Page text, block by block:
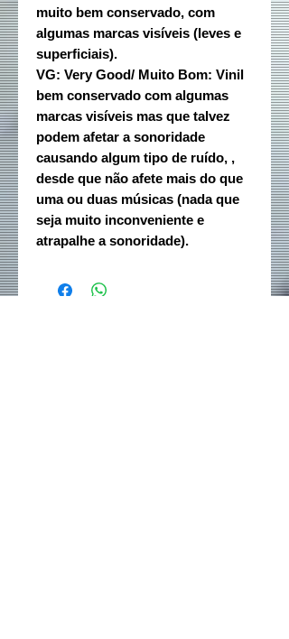
muito bem conservado, com
algumas marcas visíveis (leves e
superficiais).
VG: Very Good/ Muito Bom: Vinil
bem conservado com algumas
marcas visíveis mas que talvez
podem afetar a sonoridade
causando algum tipo de ruído, ,
desde que não afete mais do que
uma ou duas músicas (nada que
seja muito inconveniente e
atrapalhe a sonoridade).